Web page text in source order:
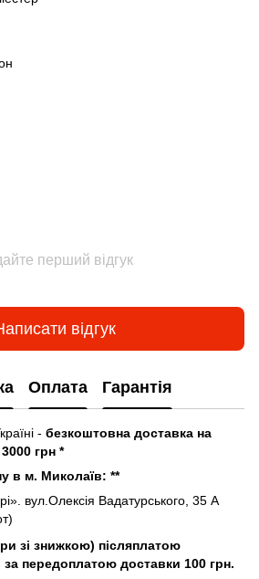
перший відгук
відгук
Оплата Гарантія
- безкоштовна доставка на
грн *
в м. Миколаїв: **
вул.Олексія Вадатурського, 35 А
зі знижкою) післяплатою
за передоплатою доставки 100 грн.